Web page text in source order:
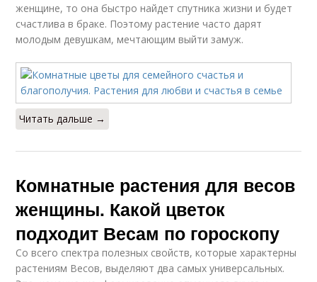
женщине, то она быстро найдет спутника жизни и будет
счастлива в браке. Поэтому растение часто дарят
молодым девушкам, мечтающим выйти замуж.
Читать дальше →
Комнатные растения для весов
женщины. Какой цветок
подходит Весам по гороскопу
Со всего спектра полезных свойств, которые характерны
растениям Весов, выделяют два самых универсальных.